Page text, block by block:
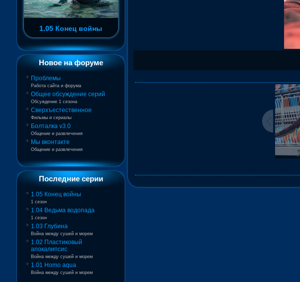
1.05 Конец войны
Новое на форуме
Проблемы
Работа сайта и форума
Общее обсуждение серий
Обсуждение 1 сезона
Сверхъестественное
Фильмы и сериалы
Болталка v3.0
Общение и развлечения
Мы вконтакте
Общение и развлечения
Последние серии
1.05 Конец войны
1 сезон
1.04 Ведьма водопада
1 сезон
1.03 Глубина
Война между сушей и морем
1.02 Пластиковый
апокалипсис
Война между сушей и морем
1.01 Homo aqua
Война между сушей и морем